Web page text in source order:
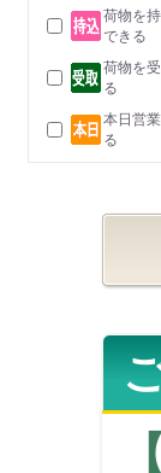
荷物を
できる
荷物を
る
本日営
る